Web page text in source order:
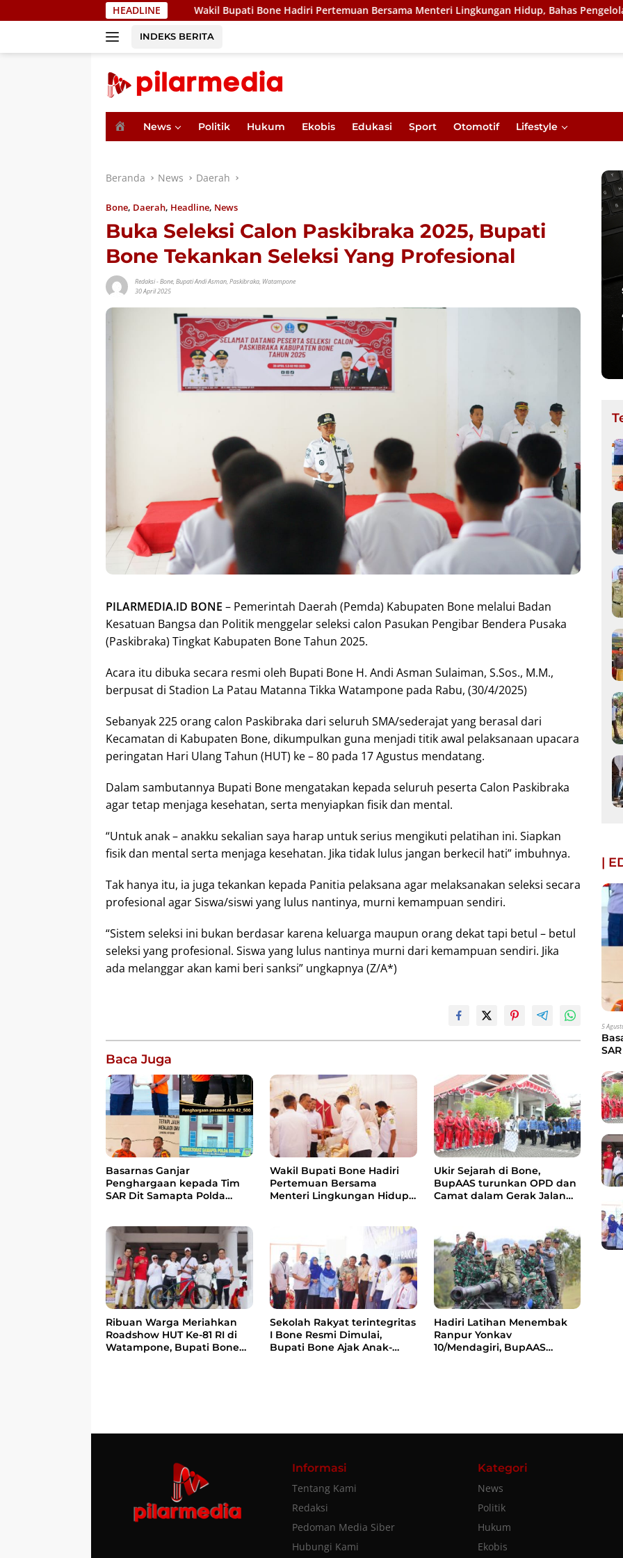
ke
HEADLINE
Wakil Bupati Bone Hadiri Pertemuan Bersama Menteri Lingkungan Hidup, Bahas Pengelolaan Sampah
INDEKS BERITA
o
News Politik Hukum Ekobis Edukasi Sport Otomotif Lifestyle
Beranda News Daerah
Bone, Daerah, Headline, News
Buka Seleksi Calon Paskibraka 2025, Bupati
Bone Tekankan Seleksi Yang Profesional
Redaksi-Bone, Bupati Andi Asman, Paskibraka, Watampone
30 April 2025
PILARMEDIA.ID BONE – Pemerintah Daerah (Pemda) Kabupaten Bone melalui Badan
Kesatuan Bangsa dan Politik menggelar seleksi calon Pasukan Pengibar Bendera Pusaka
(Paskibraka) Tingkat Kabupaten Bone Tahun 2025.
Acara itu dibuka secara resmi oleh Bupati Bone H. Andi Asman Sulaiman, S.Sos., M.M.,
berpusat di Stadion La Patau Matanna Tikka Watampone pada Rabu, (30/4/2025)
Sebanyak 225 orang calon Paskibraka dari seluruh SMA/sederajat yang berasal dari
Kecamatan di Kabupaten Bone, dikumpulkan guna menjadi titik awal pelaksanaan upacara
peringatan Hari Ulang Tahun (HUT) ke – 80 pada 17 Agustus mendatang.
Dalam sambutannya Bupati Bone mengatakan kepada seluruh peserta Calon Paskibraka
agar tetap menjaga kesehatan, serta menyiapkan fisik dan mental.
“Untuk anak – anakku sekalian saya harap untuk serius mengikuti pelatihan ini. Siapkan
fisik dan mental serta menjaga kesehatan. Jika tidak lulus jangan berkecil hati” imbuhnya.
Tak hanya itu, ia juga tekankan kepada Panitia pelaksana agar melaksanakan seleksi secara
profesional agar Siswa/siswi yang lulus nantinya, murni kemampuan sendiri.
“Sistem seleksi ini bukan berdasar karena keluarga maupun orang dekat tapi betul – betul
seleksi yang profesional. Siswa yang lulus nantinya murni dari kemampuan sendiri. Jika
ada melanggar akan kami beri sanksi” ungkapnya (Z/A*)
Baca Juga
Basarnas Ganjar
Penghargaan kepada Tim
SAR Dit Samapta Polda
Wakil Bupati Bone Hadiri
Pertemuan Bersama
Menteri Lingkungan Hidup,
Ukir Sejarah di Bone,
BupAAS turunkan OPD dan
Camat dalam Gerak Jalan
Ribuan Warga Meriahkan
Roadshow HUT Ke-81 RI di
Watampone, Bupati Bone
Sekolah Rakyat terintegritas
I Bone Resmi Dimulai,
Bupati Bone Ajak Anak-
Hadiri Latihan Menembak
Ranpur Yonkav
10/Mendagiri, BupAAS
|
5
Informasi
Tentang Kami
Redaksi
Pedoman Media Siber
Hubungi Kami
Kategori
News
Politik
Hukum
Ekobis